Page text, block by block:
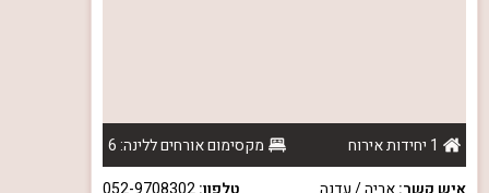
1 יחידות אירוח
מקסימום אורחים ללינה: 6